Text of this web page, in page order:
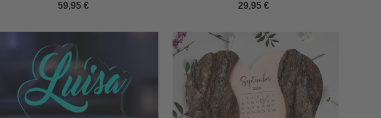
59,95 €
29,95 €